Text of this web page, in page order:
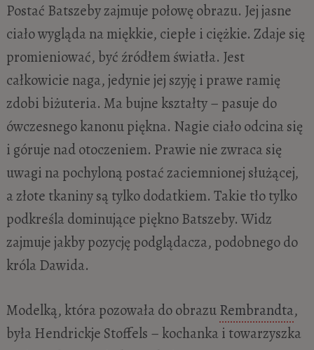
Postać Batszeby zajmuje połowę obrazu. Jej jasne
ciało wygląda na miękkie, ciepłe i ciężkie. Zdaje się
promieniować, być źródłem światła. Jest
całkowicie naga, jedynie jej szyję i prawe ramię
zdobi biżuteria. Ma bujne kształty – pasuje do
ówczesnego kanonu piękna. Nagie ciało odcina się
i góruje nad otoczeniem. Prawie nie zwraca się
uwagi na pochyloną postać zaciemnionej służącej,
a złote tkaniny są tylko dodatkiem. Takie tło tylko
podkreśla dominujące piękno Batszeby. Widz
zajmuje jakby pozycję podglądacza, podobnego do
króla Dawida.
Modelką, która pozowała do obrazuRembrandta,
była Hendrickje Stoffels – kochanka i towarzyszka